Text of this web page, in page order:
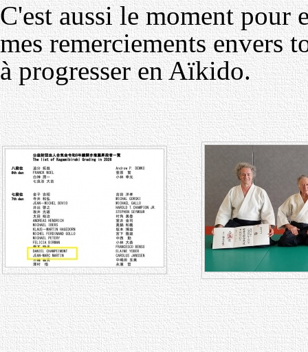
C'est aussi le moment pour
mes remerciements envers
à progresser en Aïkido.